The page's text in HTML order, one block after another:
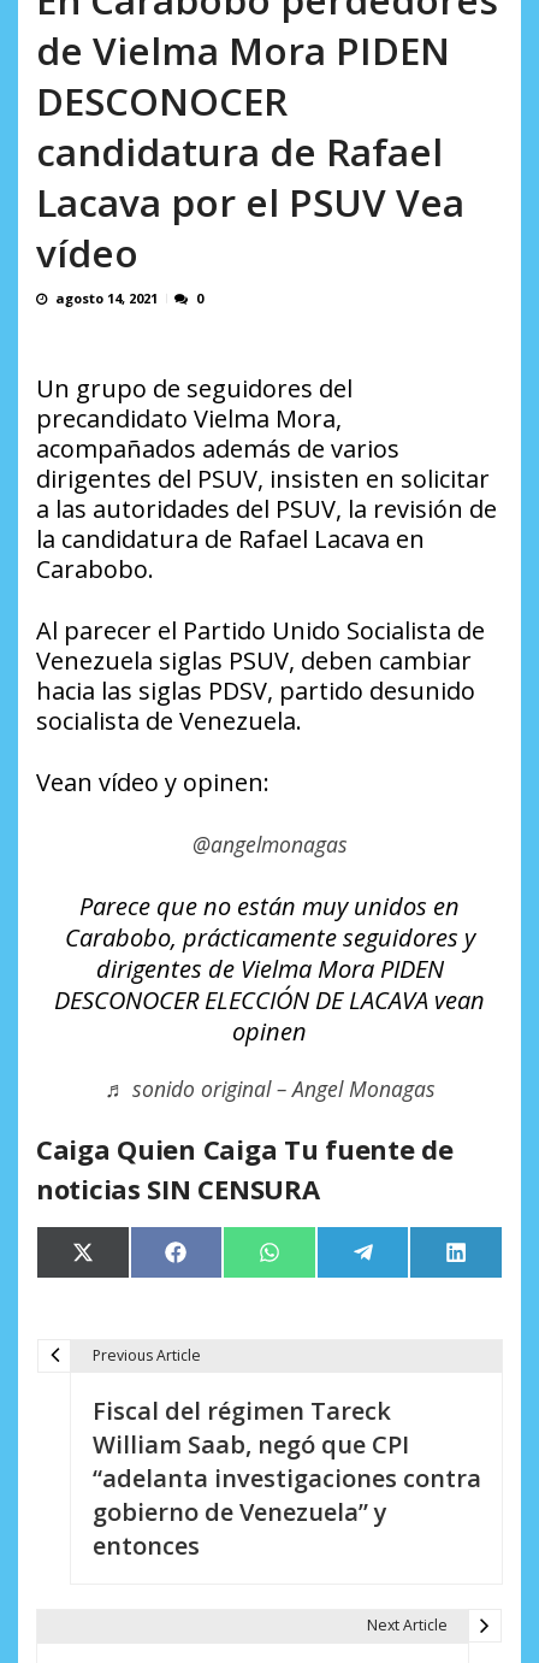
de Vielma Mora PIDEN
DESCONOCER
candidatura de Rafael
Lacava por el PSUV Vea
vídeo
agosto 14, 2021 0
Un grupo de seguidores del
precandidato Vielma Mora,
acompañados además de varios
dirigentes del PSUV, insisten en solicitar
a las autoridades del PSUV, la revisión de
la candidatura de Rafael Lacava en
Carabobo.
Al parecer el Partido Unido Socialista de
Venezuela siglas PSUV, deben cambiar
hacia las siglas PDSV, partido desunido
socialista de Venezuela.
Vean vídeo y opinen:
@angelmonagas
Parece que no están muy unidos en
Carabobo, prácticamente seguidores y
dirigentes de Vielma Mora PIDEN
DESCONOCER ELECCIÓN DE LACAVA vean
opinen
♬ sonido original – Angel Monagas
Caiga Quien Caiga Tu fuente de
noticias SIN CENSURA
Compartir
en
X
(Twitter)
Compartir
en
Facebook Compartir
en
WhatsApp Compartir
en
Telegram
en
LinkedIn
Previous Article
Fiscal del régimen Tareck
William Saab, negó que CPI
“adelanta investigaciones contra
gobierno de Venezuela” y
entonces
Next Article